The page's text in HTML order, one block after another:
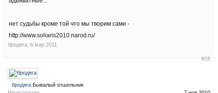
нет судьбы кроме той что мы творим сами -
http://www.soliaris2010.narod.ru/
бродяга 6 мар 2011
#18
бродяга Бывалый отшельник